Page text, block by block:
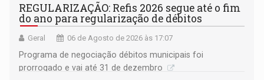
REGULARIZAÇÃO: Refis 2026 segue até o fim
do ano para regularização de débitos
Geral 06 de Agosto de 2026 às 17:07
Programa de negociação débitos municipais foi
prorrogado e vai até 31 de dezembro